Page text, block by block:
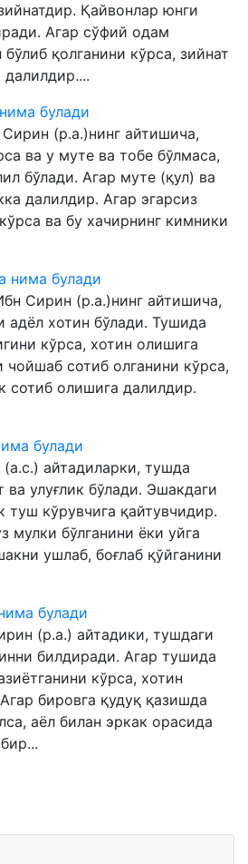
Қайвонлар юнги
Агар сўфий одам
қолганини кўрса, зийнат
булади
(р.а.)нинг айтишича,
ва у муте ва тобе бўлмаса,
бўлади. Агар муте (қул) ва
далилдир. Агар эгарсиз
ва бу хачирнинг кимники
нима булади
Сирин (р.а.)нинг айтишича,
адёл хотин бўлади. Тушида
кўрса, хотин олишига
чойшаб сотиб олганини кўрса,
сотиб олишига далилдир.
булади
айтадиларки, тушда
улуғлик бўлади. Эшакдаги
туш кўрувчига қайтувчидир.
мулки бўлганини ёки уйга
ушлаб, боғлаб қўйганини
булади
(р.а.) айтадики, тушдаги
билдиради. Агар тушида
кўрса, хотин
бировга қудуқ қазишда
аёл билан эркак орасида